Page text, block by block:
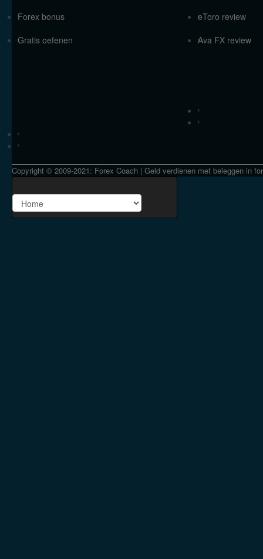
Forex bonus
Gratis oefenen
eToro review
Ava FX review
Copyright © 2009-2021: Forex Coach | Geld verdienen met beleggen in